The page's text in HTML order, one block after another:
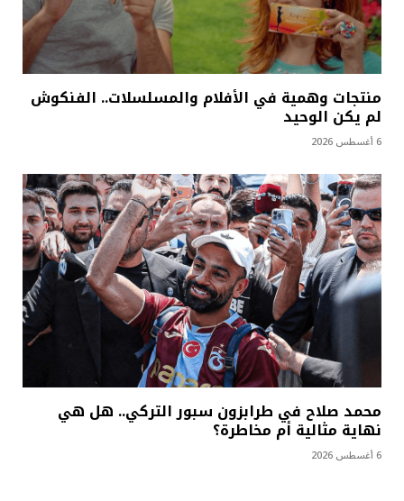
منتجات وهمية في الأفلام والمسلسلات.. الفنكوش
لم يكن الوحيد
6 أغسطس 2026
محمد صلاح في طرابزون سبور التركي.. هل هي
نهاية مثالية أم مخاطرة؟
6 أغسطس 2026